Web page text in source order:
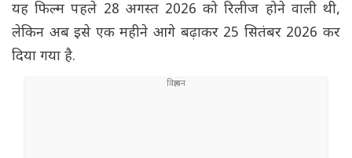
यह फिल्म पहले 28 अगस्त 2026 को रिलीज होने वाली थी,
लेकिन अब इसे एक महीने आगे बढ़ाकर 25 सितंबर 2026 कर
दिया गया है.